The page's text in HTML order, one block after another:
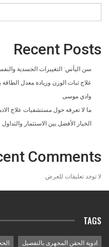
Recent Posts
سن اليأس: التغييرات الجسدية
علاج ثبات الوزن وزيادة معدل
وادي موسى
ما لا تعرفه حول مستشفيات علاج
الخيار الأفضل بين الاستثمار والتداول
Comments
لا توجد تعليقات للعرض.
TAGS
ادوية الحقن المجهرى بالتفصيل